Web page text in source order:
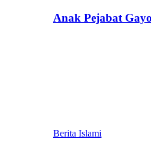
Anak Pejabat
Berita Islami